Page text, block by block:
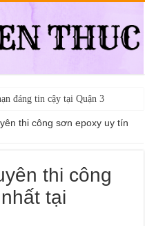
đáng tin cậy tại Quận 3
thi công sơn epoxy uy tín
thi công
tại